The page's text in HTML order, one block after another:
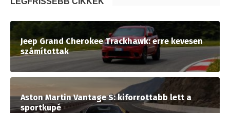
Jeep Grand Cherokee Trackhawk: erre kevesen
számítottak
Aston Martin Vantage S: kiforrottabb lett a
sportkupé